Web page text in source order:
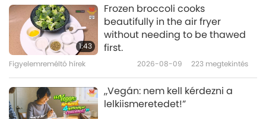
26:57
Szívmelengető karácsonyi
ünneplés Ching Hai Legfelsőbb
Mesterrel (vegán) Floridában,
1/11 rész
Chucho Merchán (vegan): The
1:43
Frozen broccoli cooks
beautifully in the air fryer
without needing to be thawed
first.
Figyelemreméltó hírek 2026-08-09 223 megtekintés
„Vegán: nem kell kérdezni a
lelkiismeretedet!”